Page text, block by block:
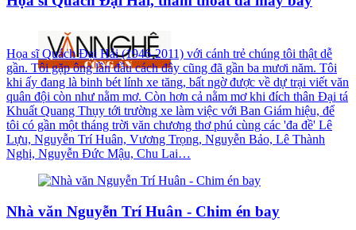
Họa sĩ Quách Đại Hải (1946-2011) với cánh trẻ chúng tôi thật dễ
gần. Tôi gặp ông lần đầu cách đây cũng đã gần ba mươi năm. Tôi
khi ấy đang là binh bét lính xe tăng, bất ngờ được về dự trại viết văn
quân đội còn như nằm mơ. Còn hơn cả nằm mơ khi đích thân Đại tá
Khuất Quang Thụy tới trường xe làm việc với Ban Giám hiệu, để
tôi có gần một tháng trời văn chương thơ phú cùng các 'đa đề' Lê
Lựu, Nguyễn Trí Huân, Vương Trọng, Nguyễn Bảo, Lê Thành
Nghị, Nguyễn Đức Mậu, Chu Lai…
Nhà văn Nguyễn Trí Huân - Chim én bay